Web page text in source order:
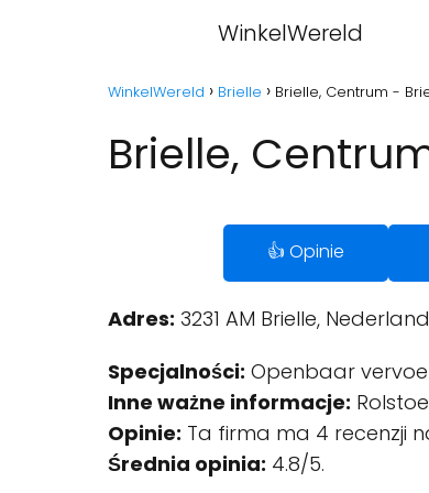
WinkelWereld
WinkelWereld Brielle Brielle, Centrum -
Brielle,
👍 Opinie
Adres: 3231 AM Brielle,
Specjalności: Openbaar
Inne ważne informacje:
Opinie: Ta firma ma 4 recenzji
Średnia opinia: 4.8/5.